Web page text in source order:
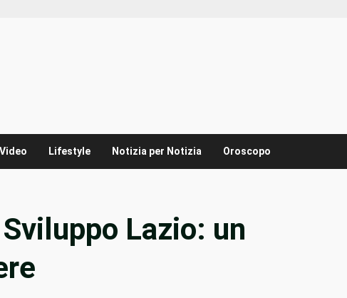
Video Lifestyle Notizia per Notizia Oroscopo
Lazio: un